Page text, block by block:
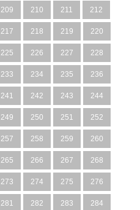
209 210 211 212
217 218 219 220
225 226 227 228
233 234 235 236
241 242 243 244
249 250 251 252
257 258 259 260
265 266 267 268
273 274 275 276
281 282 283 284